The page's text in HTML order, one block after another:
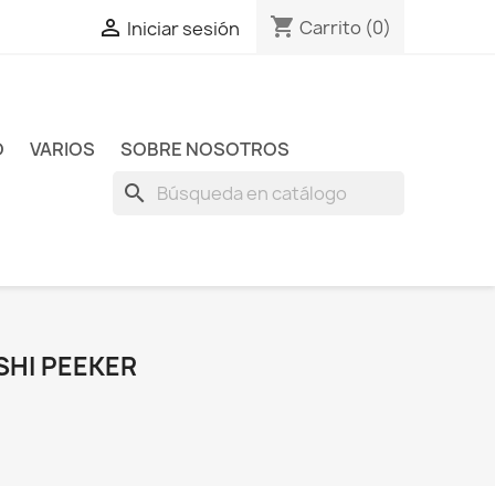
 Iniciar sesión shopping_cart Carrito (0)
VARIOS SOBRE NOSOTROS
search
PEEKER